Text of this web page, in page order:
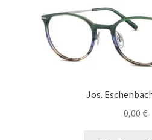
Jos.
0,00 €